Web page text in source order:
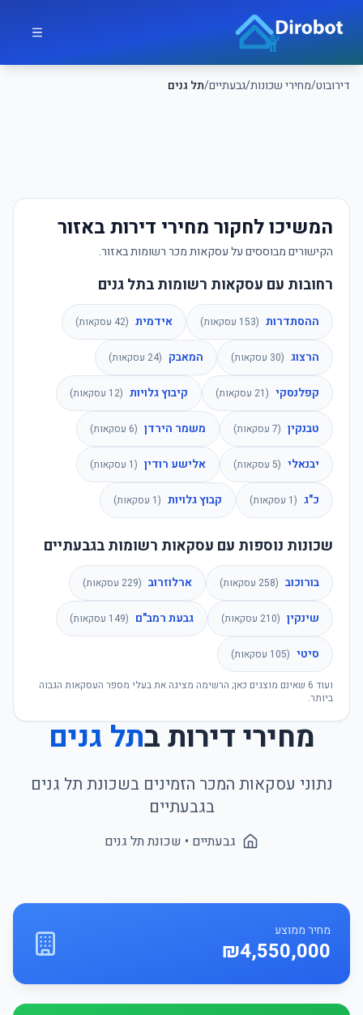
דירובוט/מחירי שכונות/גבעתיים/תל גנים
דירובוט
המשיכו לחקור מחירי דירות באזור
הקישורים מבוססים על עסקאות מכר רשומות באזור.
רחובות עם עסקאות רשומות בתל גנים
ההסתדרות (
153 עסקאות) אידמית (
42 עסקאות)
הרצוג (
30 עסקאות) המאבק (
24 עסקאות)
קפלנסקי (
21 עסקאות) קיבוץ גלויות (
12 עסקאות)
טבנקין (
7 עסקאות) משמר הירדן (
6 עסקאות)
יבנאלי (
5 עסקאות) אלישע רודין (
1 עסקאות)
כ"ג (
1 עסקאות) קבוץ גלויות (
1 עסקאות)
שכונות נוספות עם עסקאות רשומות בגבעתיים
בורוכוב (
258 עסקאות) ארלוזרוב (
229 עסקאות)
שינקין (
210 עסקאות) גבעת רמב"ם (
149 עסקאות)
סיטי (
105 עסקאות)
ועוד 6 שאינם מוצגים כאן; הרשימה מציגה את בעלי מספר העסקאות הגבוה
ביותר.
מחירי דירות בתל גנים
נתוני עסקאות המכר הזמינים בשכונת תל גנים
בגבעתיים
גבעתיים • שכונת תל גנים
מחיר ממוצע
₪4,550,000